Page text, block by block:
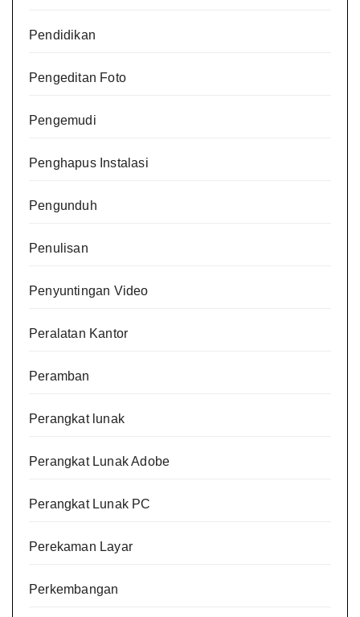
Pendidikan
Pengeditan Foto
Pengemudi
Penghapus Instalasi
Pengunduh
Penulisan
Penyuntingan Video
Peralatan Kantor
Peramban
Perangkat lunak
Perangkat Lunak Adobe
Perangkat Lunak PC
Perekaman Layar
Perkembangan